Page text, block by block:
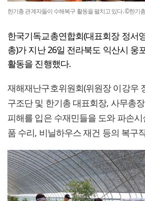
한기총 관계자들이 수해복구 활동을 펼치고 있다. ©한기총
한국기독교총연합회(대표회장 정서
총)가 지난 26일 전라북도 익산시 웅
활동을 진행했다.
재해재난구호위원회(위원장 이강우
구조단 및 한기총 대표회장, 사무총
피해를 입은 수재민들을 도와 파손
품 수리, 비닐하우스 재건 등의 복구